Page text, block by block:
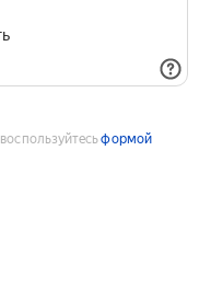
формой